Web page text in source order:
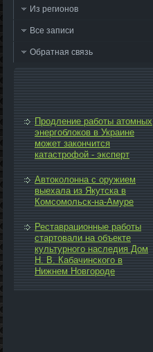
Из регионов
Все записи
Обратная связь
Продление работы атомных
энергоблоков в Украине
может закончится
катастрофой - эксперт
Автоколонна с оружием
выехала из Якутска в
Комсомольск-на-Амуре
Реставрационные работы
стартовали на объекте
культурного наследия Дом
Н. В. Кабачинского в
Нижнем Новгороде